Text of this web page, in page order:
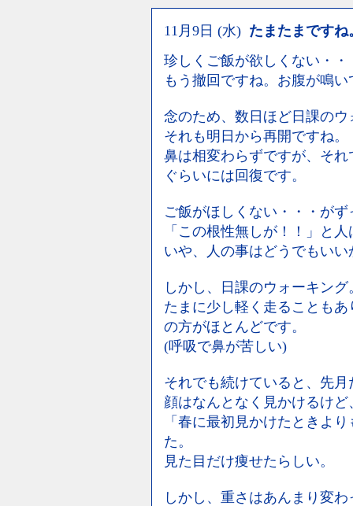
11月9日 (水) たまたまですね
珍しくご飯が欲しくない・
もう撤回ですね。お腹が鳴い
念のため、数日ほど日課の
それも明日から再開ですね。
鼻は相変わらずですが、そ
ぐらいには回復です。
ご飯がほしくない・・・が
「この根性無しが！！」と
いや、人の事はどうでもいい
しかし、日課のウォーキング
たまに少し軽く走ることも
の方がほとんどです。
(呼吸で鼻が苦しい)
それでも続けていると、先月
顔はなんとなく見かけるけ
「春に最初見かけたときよ
た。
見た目だけ痩せたらしい。
しかし、重さはあんまり変